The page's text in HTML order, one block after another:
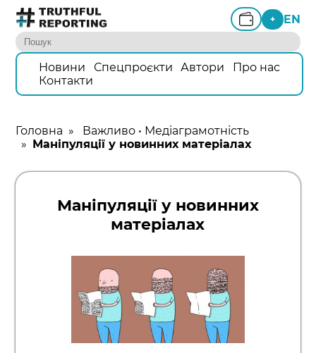
+ EN
Новини Спецпроєкти Автори
Про нас
Контакти
Головна » Важливо • Медіаграмотність
» Маніпуляції у новинних матеріалах
Маніпуляції у новинних
матеріалах